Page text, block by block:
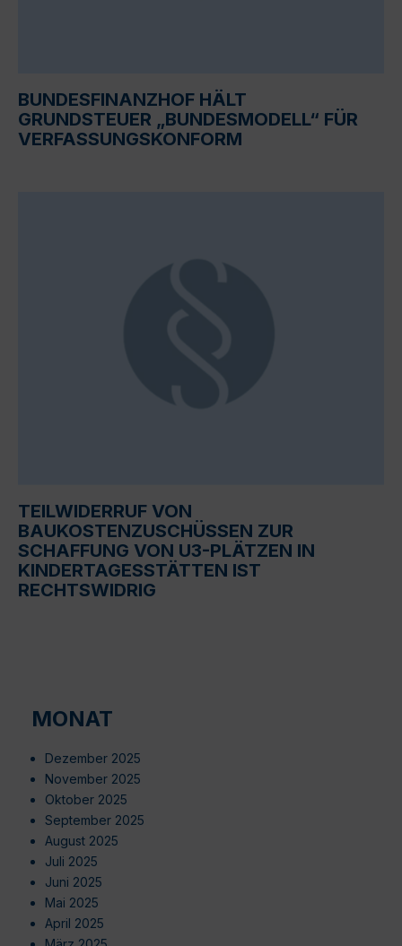
BUNDESFINANZHOF HÄLT
GRUNDSTEUER „BUNDESMODELL“ FÜR
VERFASSUNGSKONFORM
TEILWIDERRUF VON
BAUKOSTENZUSCHÜSSEN ZUR
SCHAFFUNG VON U3-PLÄTZEN IN
KINDERTAGESSTÄTTEN IST
RECHTSWIDRIG
MONAT
Dezember 2025
November 2025
Oktober 2025
September 2025
August 2025
Juli 2025
Juni 2025
Mai 2025
April 2025